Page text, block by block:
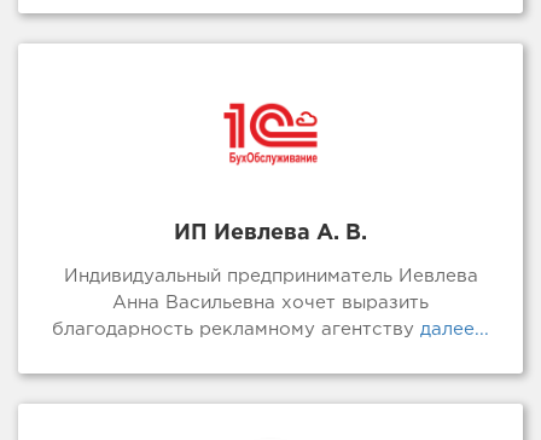
ИП Иевлева А. В.
Индивидуальный предприниматель Иевлева
Анна Васильевна хочет выразить
благодарность рекламному агентству далее...